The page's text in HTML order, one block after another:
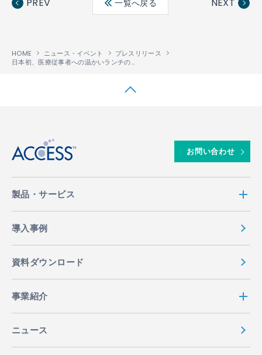
PREV 一覧へ戻る NEXT
HOME ニュース・イベント
プレスリリース
日本初、医療従事者への温かいランチのオンデマンドドローン配送サービスの実証実験を神奈川県横須賀市で実施
お問い合わせ
製品・サービス
導入事例
資料ダウンロード
事業紹介
ニュース